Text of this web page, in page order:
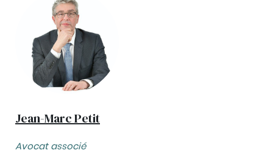
Jean-Marc Petit
Avocat associé